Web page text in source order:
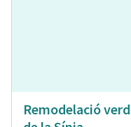
Remodelació